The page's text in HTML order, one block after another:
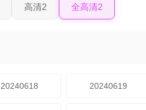
高清2 全高清2
20240618 20240619